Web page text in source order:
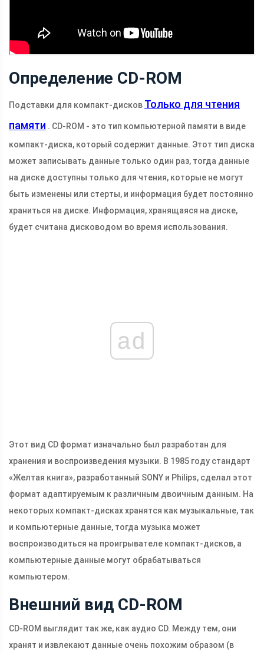
Определение CD-ROM
Подставки для компакт-дисков Только для чтения
памяти . CD-ROM - это тип компьютерной памяти в виде
компакт-диска, который содержит данные. Этот тип диска
может записывать данные только один раз, тогда данные
на диске доступны только для чтения, которые не могут
быть изменены или стерты, и информация будет постоянно
храниться на диске. Информация, хранящаяся на диске,
будет считана дисководом во время использования.
ad
Этот вид CD формат изначально был разработан для
хранения и воспроизведения музыки. В 1985 году стандарт
«Желтая книга», разработанный SONY и Philips, сделал этот
формат адаптируемым к различным двоичным данным. На
некоторых компакт-дисках хранятся как музыкальные, так
и компьютерные данные, тогда музыка может
воспроизводиться на проигрывателе компакт-дисков, а
компьютерные данные могут обрабатываться
компьютером.
Внешний вид CD-ROM
CD-ROM выглядит так же, как аудио CD. Между тем, они
хранят и извлекают данные очень похожим образом (в